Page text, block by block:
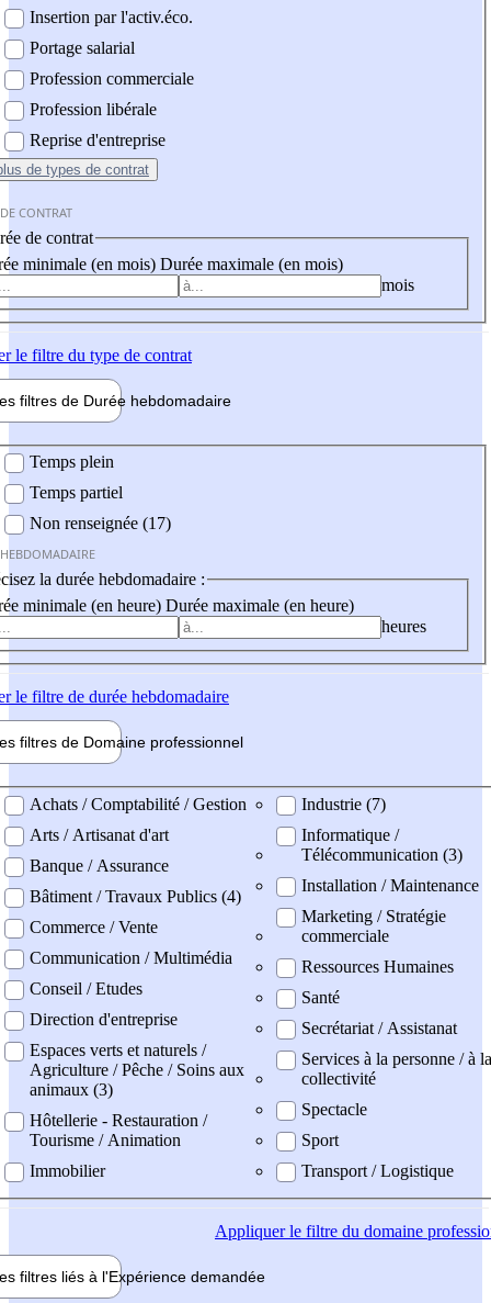
Insertion par l'activ.éco.
Portage salarial
Profession commerciale
Profession libérale
Reprise d'entreprise
de types de contrat
CONTRAT
de contrat
minimale (en mois) Durée maximale (en mois)
mois
le filtre du type de contrat
filtres de Durée hebdomadaire
Temps plein
Temps partiel
Non renseignée (17)
la durée hebdomadaire :
minimale (en heure) Durée maximale (en heure)
heures
le filtre de durée hebdomadaire
filtres de Domaine professionnel
professionel
Achats / Comptabilité / Gestion
Arts / Artisanat d'art
Banque / Assurance
Bâtiment / Travaux Publics (4)
Commerce / Vente
Communication / Multimédia
Conseil / Etudes
Direction d'entreprise
Espaces verts et naturels /
Agriculture / Pêche / Soins aux
animaux (3)
Hôtellerie - Restauration /
Tourisme / Animation
Immobilier
Industrie (7)
Informatique /
Télécommunication (3)
Installation / Maintenance
Marketing / Stratégie
commerciale
Ressources Humaines
Santé
Secrétariat / Assistanat
Services à la personne / à la
collectivité
Spectacle
Sport
Transport / Logistique
Appliquerle filtre du domaine
filtres liés à l'Expérience demandée